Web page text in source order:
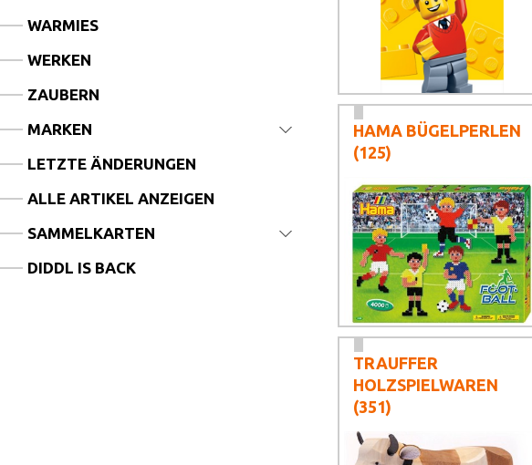
WARMIES
WERKEN
ZAUBERN
MARKEN
LETZTE ÄNDERUNGEN
ALLE ARTIKEL ANZEIGEN
SAMMELKARTEN
DIDDL IS BACK
HAMA BÜGELPERLEN
(125)
TRAUFFER
HOLZSPIELWAREN
(351)